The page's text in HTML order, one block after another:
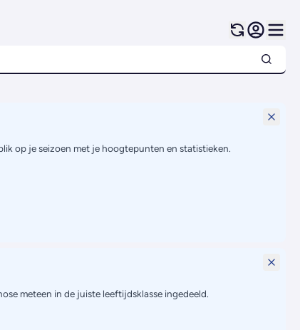
op je seizoen met je hoogtepunten en statistieken.
meteen in de juiste leeftijdsklasse ingedeeld.